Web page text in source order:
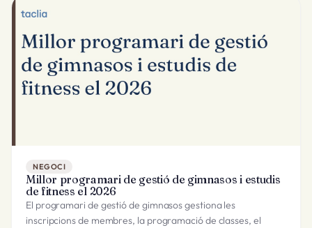
NEGOCI
Millor programari de gestió de gimnasos i estudis
de fitness el 2026
El programari de gestió de gimnasos gestiona les
inscripcions de membres, la programació de classes, el